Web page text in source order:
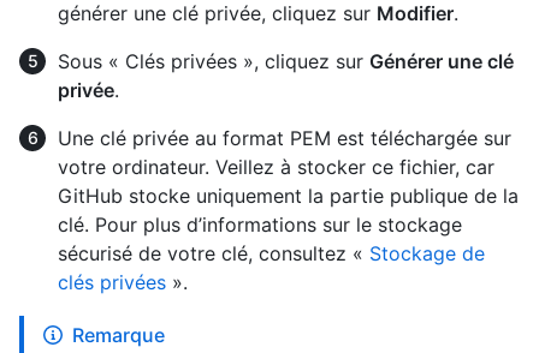
générer une clé privée, cliquez sur Modifier.
Sous « Clés privées », cliquez sur Générer une clé
privée.
Une clé privée au format PEM est téléchargée sur
votre ordinateur. Veillez à stocker ce fichier, car
GitHub stocke uniquement la partie publique de la
clé. Pour plus d’informations sur le stockage
sécurisé de votre clé, consultez « Stockage de
clés privées ».
Remarque